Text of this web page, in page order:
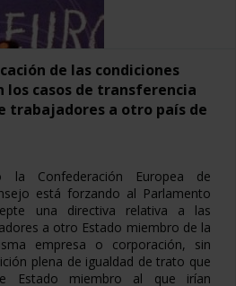
de las condiciones
los casos de transferencia
trabajadores a otro país de
la Confederación Europea de
está forzando al Parlamento
una directiva relativa a las
a otro Estado miembro de la
empresa o corporación, sin
plena de igualdad de trato que
Estado miembro al que irían